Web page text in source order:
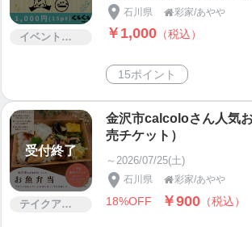
イベント・セミナー・交流会
石川県 彩家/あやや
￥1,000 （税込）
15ポイント
受付終了
テイクアウト
金沢市calcoloさん人気
売チケット）
～2026/07/25(土)
石川県 彩家/あやや
18%OFF ￥900 （税込）